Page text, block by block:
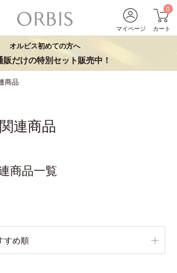
マイページ
0
カート
オルビス初めての方へ
販だけの特別セット販売中！
商品
連商品
商品一覧
すめ順